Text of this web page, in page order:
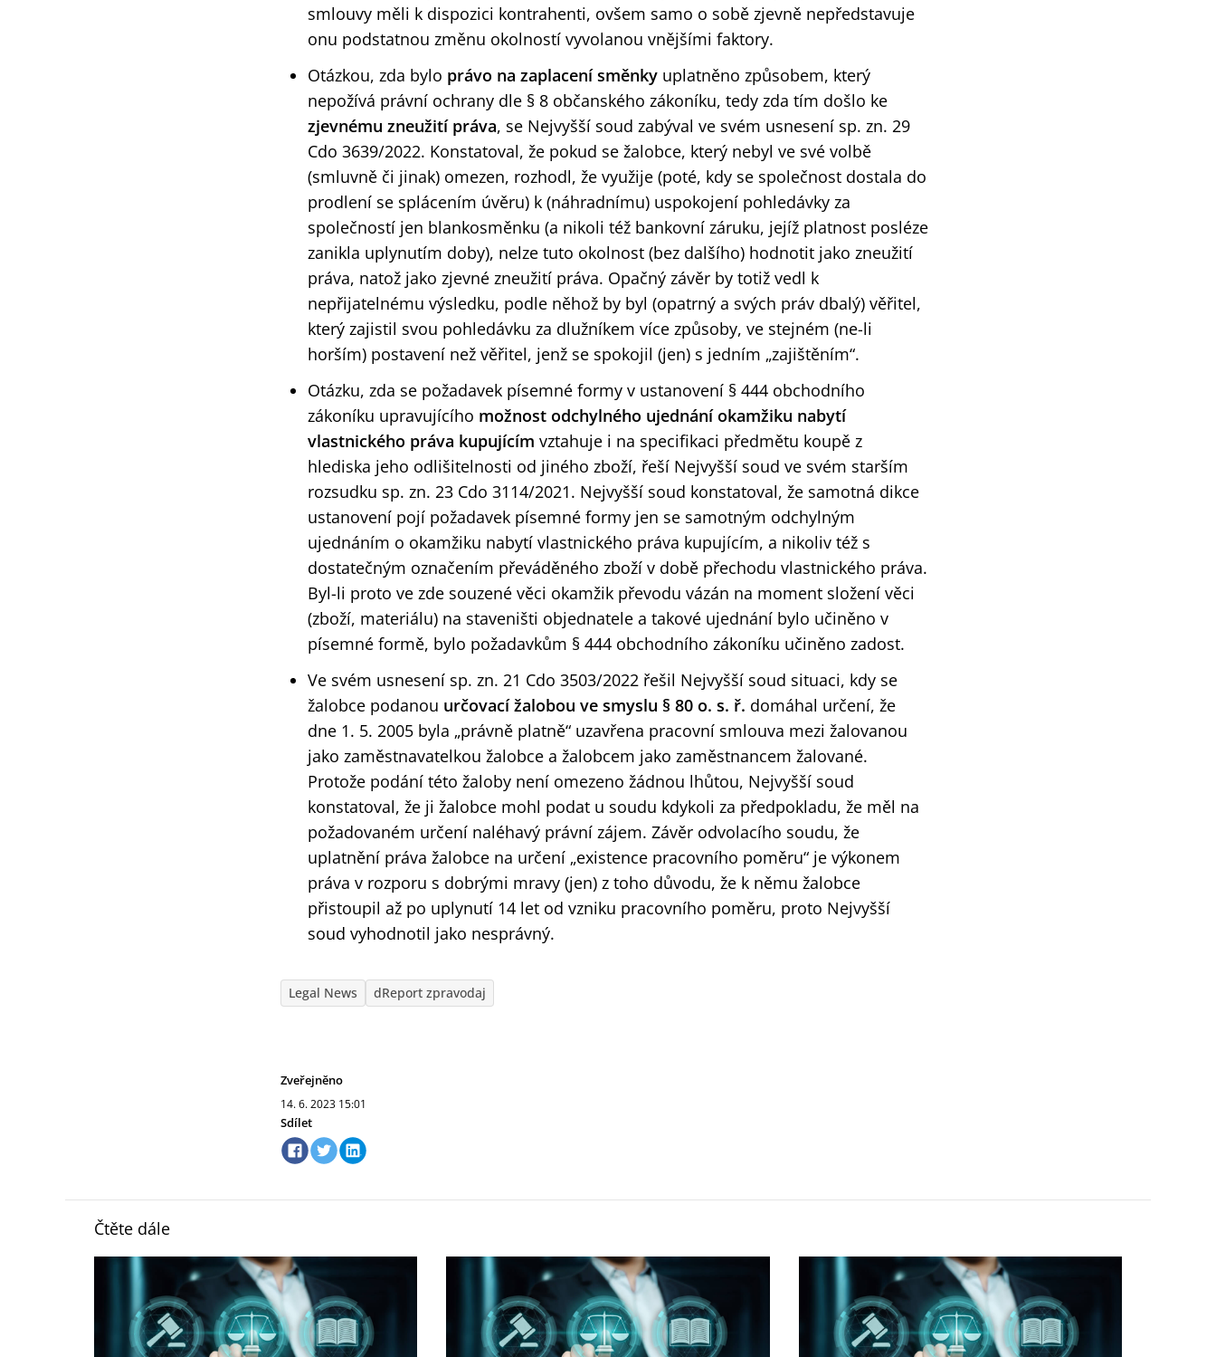
smlouvy měli k dispozici kontrahenti, ovšem samo o sobě zjevně nepředstavuje
onu podstatnou změnu okolností vyvolanou vnějšími faktory.
Otázkou, zda bylo právo na zaplacení směnky uplatněno způsobem, který
nepožívá právní ochrany dle § 8 občanského zákoníku, tedy zda tím došlo ke
zjevnému zneužití práva, se Nejvyšší soud zabýval ve svém usnesení sp. zn. 29
Cdo 3639/2022. Konstatoval, že pokud se žalobce, který nebyl ve své volbě
(smluvně či jinak) omezen, rozhodl, že využije (poté, kdy se společnost dostala do
prodlení se splácením úvěru) k (náhradnímu) uspokojení pohledávky za
společností jen blankosměnku (a nikoli též bankovní záruku, jejíž platnost posléze
zanikla uplynutím doby), nelze tuto okolnost (bez dalšího) hodnotit jako zneužití
práva, natož jako zjevné zneužití práva. Opačný závěr by totiž vedl k
nepřijatelnému výsledku, podle něhož by byl (opatrný a svých práv dbalý) věřitel,
který zajistil svou pohledávku za dlužníkem více způsoby, ve stejném (ne-li
horším) postavení než věřitel, jenž se spokojil (jen) s jedním „zajištěním“.
Otázku, zda se požadavek písemné formy v ustanovení § 444 obchodního
zákoníku upravujícího možnost odchylného ujednání okamžiku nabytí
vlastnického práva kupujícím vztahuje i na specifikaci předmětu koupě z
hlediska jeho odlišitelnosti od jiného zboží, řeší Nejvyšší soud ve svém starším
rozsudku sp. zn. 23 Cdo 3114/2021. Nejvyšší soud konstatoval, že samotná dikce
ustanovení pojí požadavek písemné formy jen se samotným odchylným
ujednáním o okamžiku nabytí vlastnického práva kupujícím, a nikoliv též s
dostatečným označením převáděného zboží v době přechodu vlastnického práva.
Byl-li proto ve zde souzené věci okamžik převodu vázán na moment složení věci
(zboží, materiálu) na staveništi objednatele a takové ujednání bylo učiněno v
písemné formě, bylo požadavkům § 444 obchodního zákoníku učiněno zadost.
Ve svém usnesení sp. zn. 21 Cdo 3503/2022 řešil Nejvyšší soud situaci, kdy se
žalobce podanou určovací žalobou ve smyslu § 80 o. s. ř. domáhal určení, že
dne 1. 5. 2005 byla „právně platně“ uzavřena pracovní smlouva mezi žalovanou
jako zaměstnavatelkou žalobce a žalobcem jako zaměstnancem žalované.
Protože podání této žaloby není omezeno žádnou lhůtou, Nejvyšší soud
konstatoval, že ji žalobce mohl podat u soudu kdykoli za předpokladu, že měl na
požadovaném určení naléhavý právní zájem. Závěr odvolacího soudu, že
uplatnění práva žalobce na určení „existence pracovního poměru“ je výkonem
práva v rozporu s dobrými mravy (jen) z toho důvodu, že k němu žalobce
přistoupil až po uplynutí 14 let od vzniku pracovního poměru, proto Nejvyšší
soud vyhodnotil jako nesprávný.
Legal News dReport zpravodaj
Zveřejněno
14. 6. 2023 15:01
Sdílet
Čtěte dále